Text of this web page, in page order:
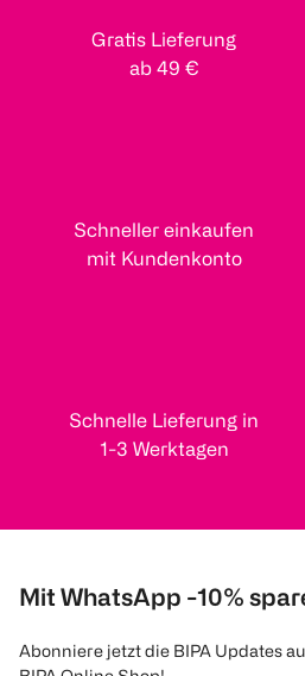
Gratis Lieferung
ab 49 €
Schneller einkaufen
mit Kundenkonto
Schnelle Lieferung in
1-3 Werktagen
Mit WhatsApp -10%
Abonniere jetzt die BIPA Updates